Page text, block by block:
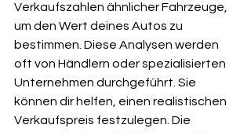
Verkaufszahlen ähnlicher Fahrzeuge,
um den Wert deines Autos zu
bestimmen. Diese Analysen werden
oft von Händlern oder spezialisierten
Unternehmen durchgeführt. Sie
können dir helfen, einen realistischen
Verkaufspreis festzulegen. Die